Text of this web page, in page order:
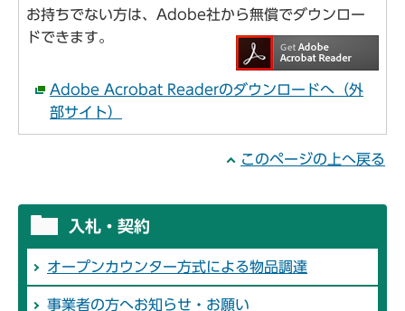
お持ちでない方は、Adobe社から無償でダウンロー
ドできます。
Adobe Acrobat Readerのダウンロードへ（外
部サイト）
このページの上へ戻る
入札・契約
オープンカウンター方式による物品調達
事業者の方へお知らせ・お願い